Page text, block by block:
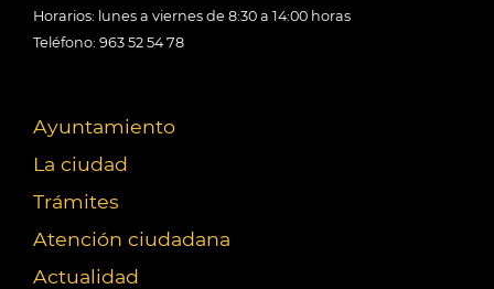
Horarios: lunes a viernes de 8:30 a 14:00 horas
Teléfono: 963 52 54 78
Ayuntamiento
La ciudad
Trámites
Atención ciudadana
Actualidad